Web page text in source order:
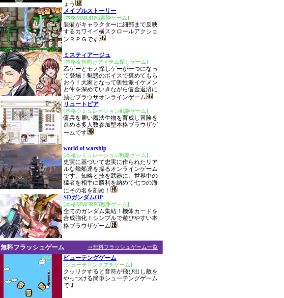
ょう
メイプルストーリー
[本格MMORPG冒険ゲーム]
装備がキャラクターに細部まで反映
するカワイイ横スクロールアクショ
ンＲＰＧです
ミスティアージュ
[本格女性向けアイテム探しゲーム]
乙ゲーとモノ探しゲーが一つになっ
て登場！魅惑のボイスで褒めてもら
おう！大家となって個性派イケメン
と仲を深めていきながら借金返済に
励むブラウザオンラインゲーム
リュートピア
[本格シミュレーション戦略ゲーム]
傭兵を雇い魔法生物を育成し冒険を
進める多人数参加型本格ブラウザゲ
ームです
world of warship
[本格シミュレーション戦略ゲーム]
史実に基づいて忠実に作られたリア
ルな艦船達を操るオンラインゲーム
です。知略と技を武器に、世界中の
猛者を相手に勝利を納めて七つの海
にその名を刻め！
SDガンダムOP
[本格MMORPG戦争ゲーム]
全てのガンダム集結！機体カードを
合成強化！シンプルで遊びやすい本
格ブラウザゲーム
⇒無料フラッシュゲーム一覧
無料フラッシュゲーム
ピューテングゲーム
[シューティングプチゲーム]
クッリクすると音符が飛び出し敵を
やっつける簡単シューテングゲーム
です